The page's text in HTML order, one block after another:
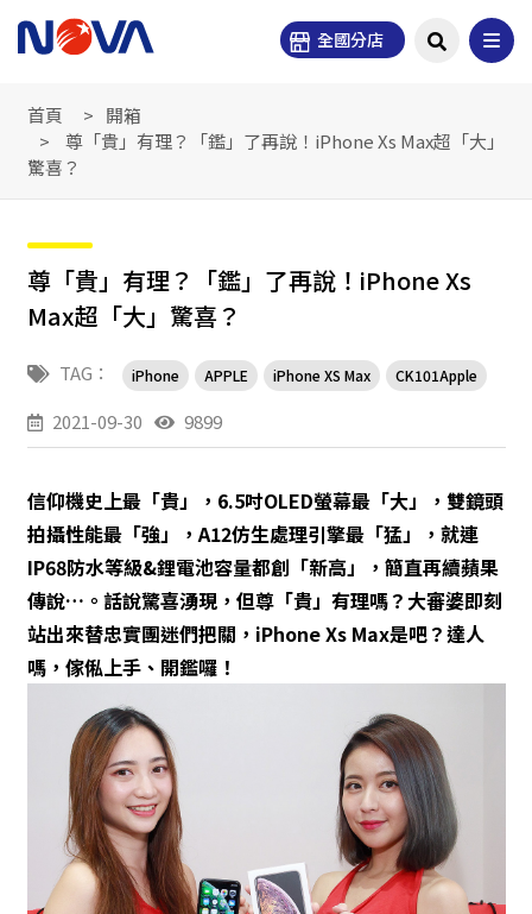
全國分店
首頁
開箱
尊「貴」有理？「鑑」了再說！iPhone Xs Max超「大」
驚喜？
尊「貴」有理？「鑑」了再說！iPhone Xs
Max超「大」驚喜？
TAG： iPhone APPLE iPhone XS Max CK101Apple
2021-09-30 9899
信仰機史上最「貴」，6.5吋OLED螢幕最「大」，雙鏡頭
拍攝性能最「強」，A12仿生處理引擎最「猛」，就連
IP68防水等級&鋰電池容量都創「新高」，簡直再續蘋果
傳說…。話說驚喜湧現，但尊「貴」有理嗎？大審婆即刻
站出來替忠實團迷們把關，iPhone Xs Max是吧？達人
嗎，傢俬上手、開鑑囉！